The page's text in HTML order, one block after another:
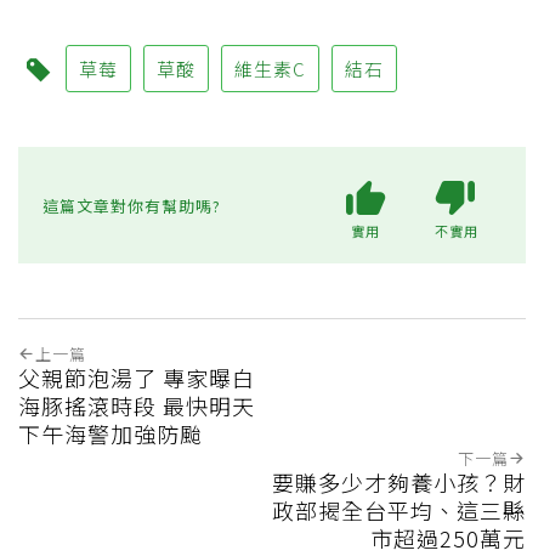
草莓 草酸 維生素C 結石
這篇文章對你有幫助嗎?
實用 不實用
上一篇
父親節泡湯了 專家曝白
海豚搖滾時段 最快明天
下午海警加強防颱
下一篇
要賺多少才夠養小孩？財
政部揭全台平均、這三縣
市超過250萬元